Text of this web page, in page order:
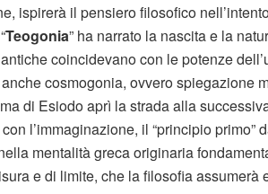
ispirerà il pensiero filosofico
Teogonia” ha narrato la nascita e la
coincidevano con le potenze
cosmogonia, ovvero spiegazione
di Esiodo aprì la strada alla
l’immaginazione, il “principio primo”
mentalità greca originaria
e di limite, che la filosofia assumerà